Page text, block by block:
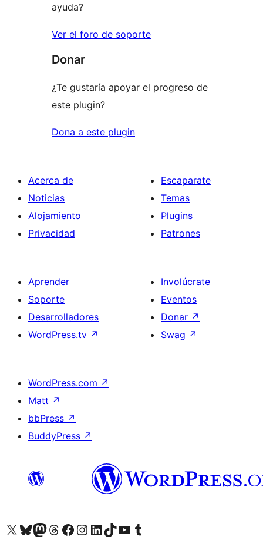
ayuda?
Ver el foro de soporte
Donar
¿Te gustaría apoyar el progreso de
este plugin?
Dona a este plugin
Acerca de
Noticias
Alojamiento
Privacidad
Escaparate
Temas
Plugins
Patrones
Aprender
Soporte
Desarrolladores
WordPress.tv ↗
Involúcrate
Eventos
Donar ↗
Swag ↗
WordPress.com ↗
Matt ↗
bbPress ↗
BuddyPress ↗
Visita nuestra cuenta de X (anteriormente Twitter)
Visita nuestra cuenta de Bluesky
Visita nuestra cuenta de Mastodon
Visita nuestra cuenta de Threads
Visita nuestra página de Facebook
Visita nuestra cuenta de Instagram
Visita nuestra cuenta de LinkedIn
Visita nuestra cuenta de TikTok
Visita nuestro canal de YouTube
Visita nuestra cuenta de Tumblr